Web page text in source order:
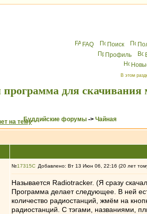
FAQ Поиск
Профиль
В этом
для скачивания
Буддийские форумы -> Чайная
№17315 Добавлено: Вт 13 Июн 06, 22:16 (20 лет
Называется Radiotracker. (Я сразу
Программа делает следующее. В ней
количество радиостанций, жмём на
радиостанций. С тэгами, названиями,